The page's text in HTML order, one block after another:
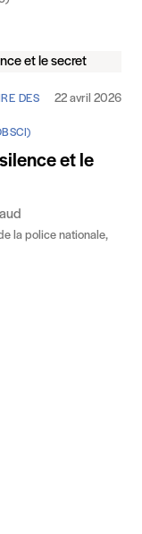
DES
22 avril 2026
et le
la police nationale,